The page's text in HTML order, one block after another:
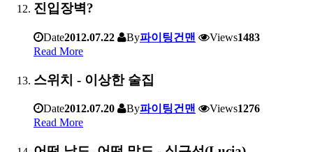
진입장벽?
Date2012.07.22 By파이팅건맨 Views1483
Read More
스위치 - 이상한 술집
Date2012.07.20 By파이팅건맨 Views1276
Read More